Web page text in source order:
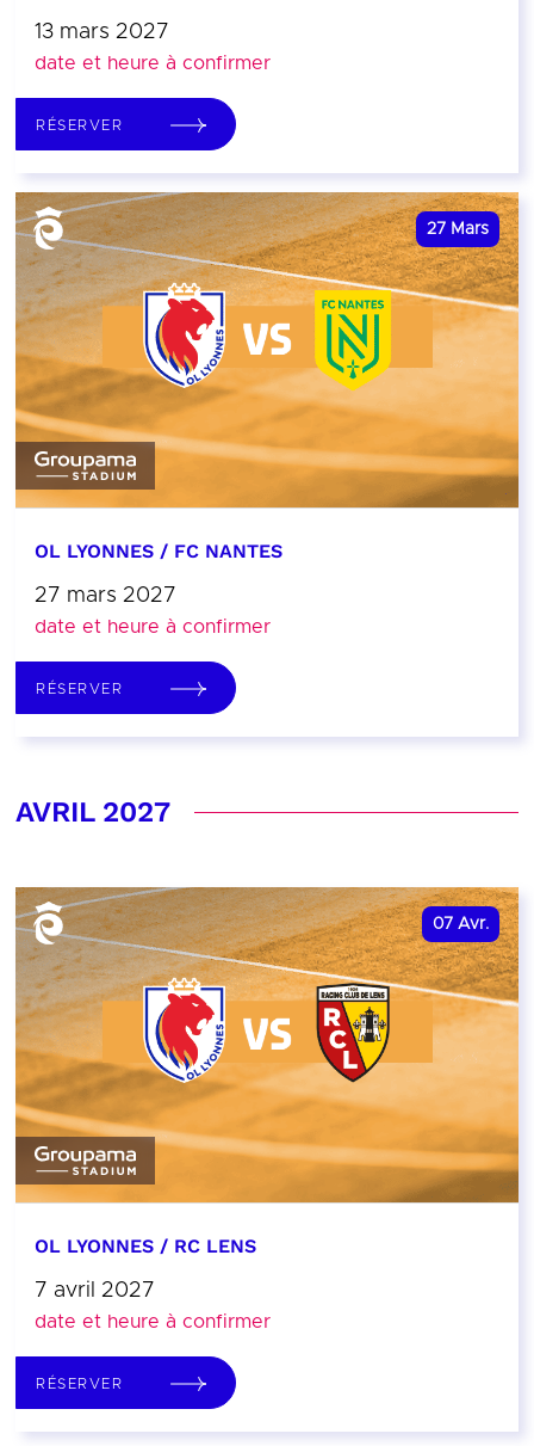
13 mars 2027
date et heure à confirmer
RÉSERVER
27 Mars
OL LYONNES / FC NANTES
27 mars 2027
date et heure à confirmer
RÉSERVER
AVRIL 2027
07 Avr.
OL LYONNES / RC LENS
7 avril 2027
date et heure à confirmer
RÉSERVER